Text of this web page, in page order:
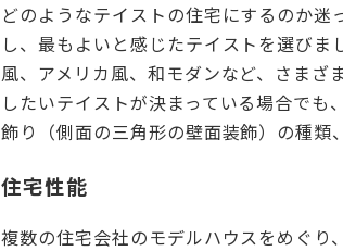
どのようなテイストの住宅にするのか
し、最もよいと感じたテイストを選び
風、アメリカ風、和モダンなど、さま
したいテイストが決まっている場合で
飾り（側面の三角形の壁面装飾）の種類
住宅性能
複数の住宅会社のモデルハウスをめぐり